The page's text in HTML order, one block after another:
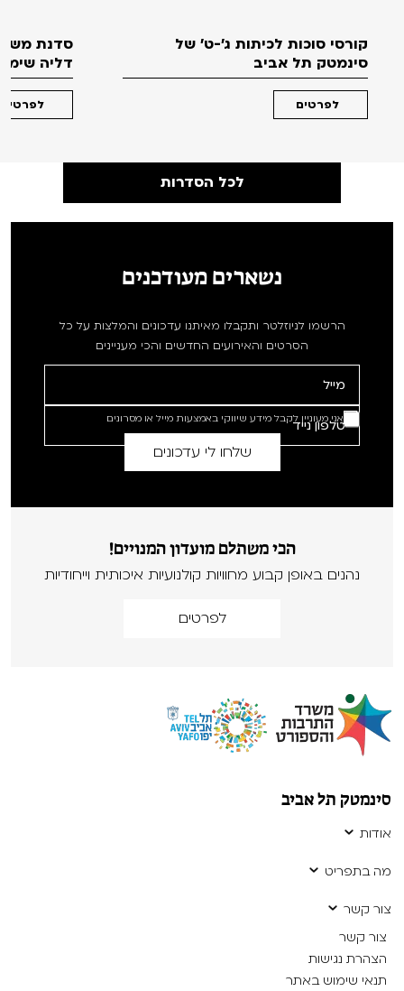
לכל הסדרות
קורסי סוכות לכיתות ג'-ט' של
סינמטק תל אביב
לפרטים
סדנת
דליה
לפרטים
נשארים מעודכנים
הרשמו לניוזלטר ותקבלו מאיתנו עדכונים והמלצות על כל
הסרטים והאירועים החדשים והכי מעניינים
אני מעוניין לקבל מידע שיווקי באמצעות מייל או מסרונים
הכי משתלם מועדון המנויים!
נהנים באופן קבוע מחוויות קולנועיות איכותית וייחודיות
לפרטים
סינמטק תל אביב
אודות
מה בתפריט
צור קשר
צור קשר
הצהרת נגישות
תנאי שימוש באתר